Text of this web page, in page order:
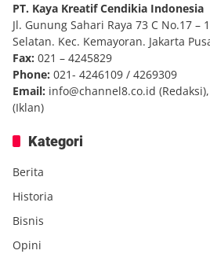
PT. Kaya Kreatif Cendikia Indonesia
Jl. Gunung Sahari Raya 73 C No.17 –
Selatan. Kec. Kemayoran. Jakarta
Fax: 021 – 4245829
Phone: 021- 4246109 / 4269309
Email: info@channel8.co.id (Redaksi),
(Iklan)
Kategori
Berita
Historia
Bisnis
Opini